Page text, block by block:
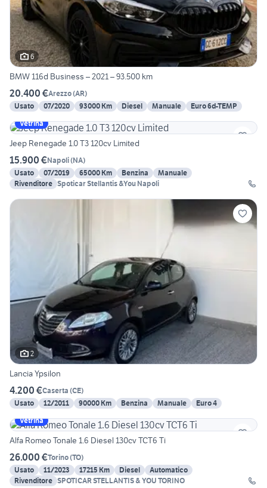
6
BMW 116d Business – 2021 – 93.500 km
20.400 €Arezzo(AR)
Usato
07/2020 93000 Km Diesel Manuale
Euro 6d-TEMP
Vetrina
Jeep Renegade 1.0 T3 120cv Limited
15.900 €Napoli(NA)
Usato
07/2019 65000 Km Benzina
Manuale
Rivenditore Spoticar Stellantis &You Napoli
2
Lancia Ypsilon
4.200 €Caserta (CE)
Usato
12/2011 90000 Km Benzina Manuale
Euro 4
Vetrina
Alfa Romeo Tonale 1.6 Diesel 130cv TCT6 Ti
26.000 €Torino(TO)
Usato
11/2023 17215 Km Diesel
Automatico
Rivenditore SPOTICAR STELLANTIS & YOU TORINO